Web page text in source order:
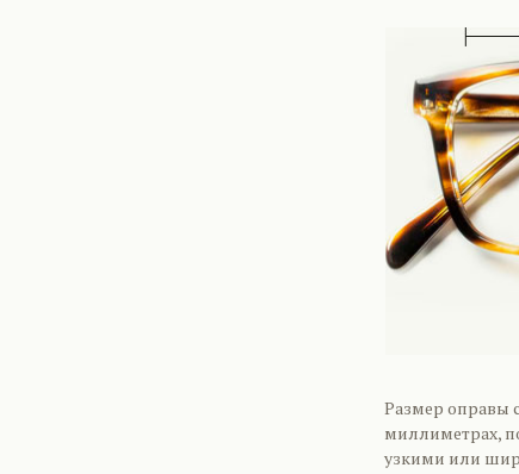
Размер оправы
миллиметрах,
узкими или